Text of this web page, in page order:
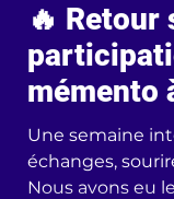
🔥 Retour
mémento
Bâtiment
💥
Une semaine
échanges,
Nous avons eu